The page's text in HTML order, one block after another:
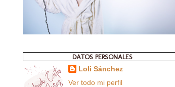
DATOS PERSONALES
Loli Sánchez
Ver todo mi perfil